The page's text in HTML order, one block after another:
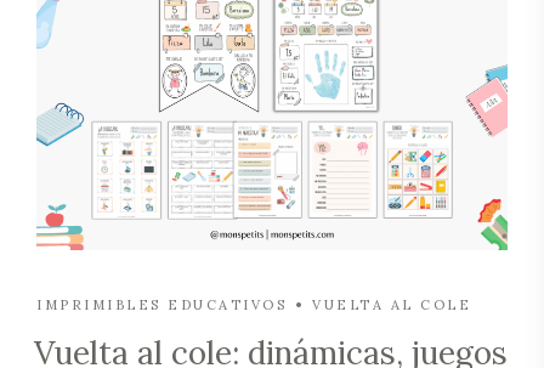
IMPRIMIBLES EDUCATIVOS VUELTA AL COLE
Vuelta al cole: dinámicas, juegos